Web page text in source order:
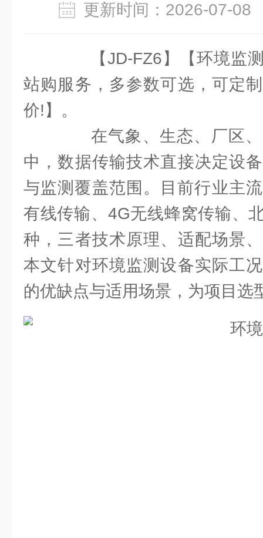
更新时间：2026-07-
【JD-FZ6】【环境监测
站购服务，多参数可选，可定
价!】。
在气象、生态、厂区、
中，数据传输技术直接决定设
与监测覆盖范围。目前行业主
有线传输、4G无线蜂窝传输、
种，三者技术原理、适配场景
本文针对环境监测设备实际工
的优缺点与适用场景，为项目选